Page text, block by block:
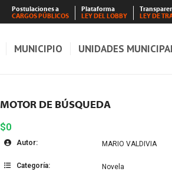
Postulaciones a
CARGOS PÚBLICOS
Plataforma
LEY DEL LOBBY
LEY DE
MUNICIPIO UNIDADES
MOTOR DE BÚSQUEDA
$0
Autor: MARIO VALDIVIA
Categoría: Novela